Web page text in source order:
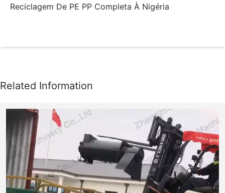
Reciclagem De PE PP Completa À Nigéria